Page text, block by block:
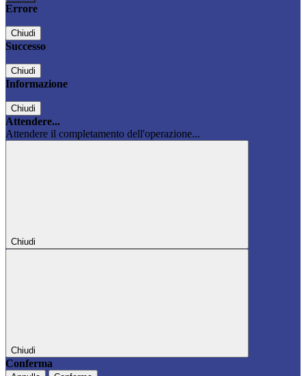
Errore
Chiudi
Successo
Chiudi
Informazione
Chiudi
Attendere...
Attendere il completamento dell'operazione...
Chiudi
Chiudi
Conferma